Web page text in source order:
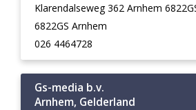
Klarendalseweg 362 Arnhem
6822GS Arnhem
026 4464728
Gs-media b.v.
Arnhem, Gelderland